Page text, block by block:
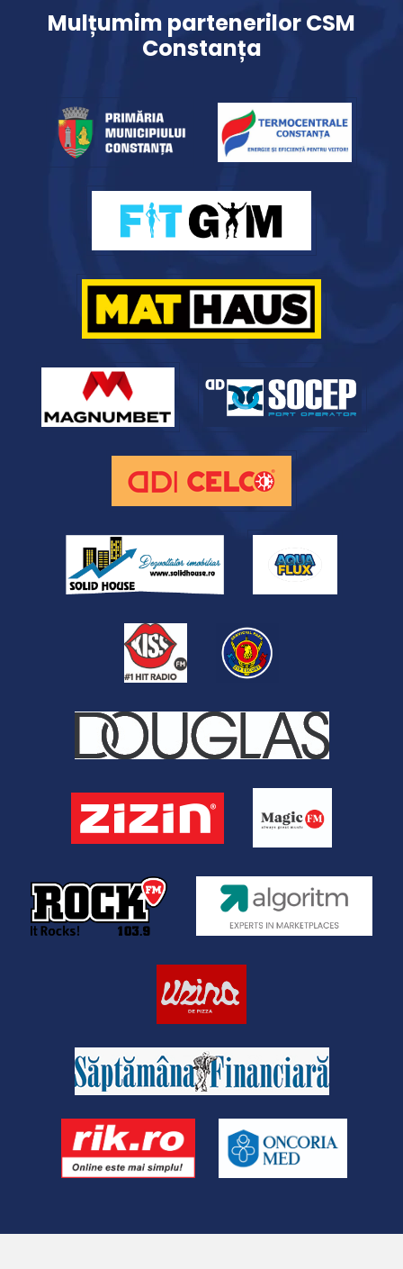
Mulțumim partenerilor CSM
Constanța